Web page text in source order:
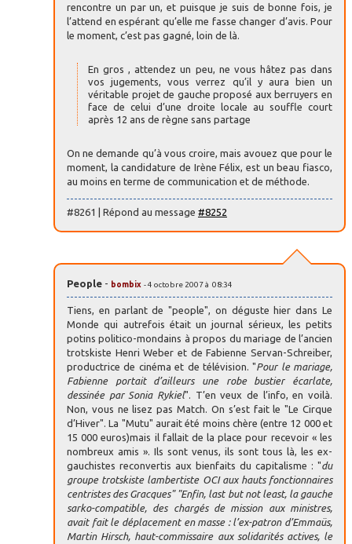
rencontre un par un, et puisque je suis de bonne fois, je
l’attend en espérant qu’elle me fasse changer d’avis. Pour
le moment, c’est pas gagné, loin de là.
En gros , attendez un peu, ne vous hâtez pas dans
vos jugements, vous verrez qu’il y aura bien un
véritable projet de gauche proposé aux berruyers en
face de celui d’une droite locale au souffle court
après 12 ans de règne sans partage
On ne demande qu’à vous croire, mais avouez que pour le
moment, la candidature de Irène Félix, est un beau fiasco,
au moins en terme de communication et de méthode.
#8261 | Répond au message #8252
People - bombix - 4 octobre 2007 à 08:34
Tiens, en parlant de "people", on déguste hier dans Le
Monde qui autrefois était un journal sérieux, les petits
potins politico-mondains à propos du mariage de l’ancien
trotskiste Henri Weber et de Fabienne Servan-Schreiber,
productrice de cinéma et de télévision. "Pour le mariage,
Fabienne portait d’ailleurs une robe bustier écarlate,
dessinée par Sonia Rykiel". T’en veux de l’info, en voilà.
Non, vous ne lisez pas Match. On s’est fait le "Le Cirque
d’Hiver". La "Mutu" aurait été moins chère (entre 12 000 et
15 000 euros)mais il fallait de la place pour recevoir « les
nombreux amis ». Ils sont venus, ils sont tous là, les ex-
gauchistes reconvertis aux bienfaits du capitalisme : "du
groupe trotskiste lambertiste OCI aux hauts fonctionnaires
centristes des Gracques" "Enfin, last but not least, la gauche
sarko-compatible, des chargés de mission aux ministres,
avait fait le déplacement en masse : l’ex-patron d’Emmaüs,
Martin Hirsch, haut-commissaire aux solidarités actives, le